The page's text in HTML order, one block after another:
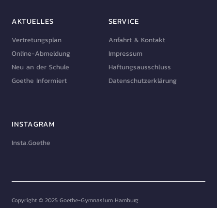
AKTUELLES
Vertretungsplan
Online-Abmeldung
Neu an der Schule
Goethe Informiert
SERVICE
Anfahrt & Kontakt
Impressum
Haftungsausschluss
Datenschutzerklärung
INSTAGRAM
Insta.Goethe
Copyright © 2025 Goethe-Gymnasium Hamburg